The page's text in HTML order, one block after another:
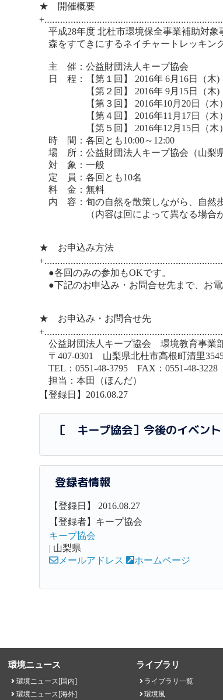
★ 開催概要
平成28年度 北杜市環境保全事業補助対象
森をすてきにするネイチャートレッキン
主 催：公益財団法人キープ協会
日 程：【第１回】 2016年 6月16日（木)
【第２回】 2016年 9月15日（木)
【第３回】 2016年10月20日（木）
【第４回】 2016年11月17日（木）
【第５回】 2016年12月15日（木）
時 間：各回とも10:00～12:00
場 所：公益財団法人キープ協会（山梨県
対 象：一般
定 員：各回とも10名
料 金：無料
内 容：旬の自然を散策しながら、自然
（内容は回によって異なる場合が
★ お申込み方法
●各回のみの参加もOKです。
●下記のお申込み・お問合せ先まで、お電
★ お申込み・お問合せ先
公益財団法人キープ協会 環境教育事業
〒407-0301 山梨県北杜市高根町清里
TEL：0551-48-3795 FAX：0551-48-3228
担当：本田（ほんだ）
【登録日】2016.08.27
［ キープ協会］今後のイベント
登録者情報
【登録日】 2016.08.27
【登録者】キープ協会
キープ協会
| 山梨県
メールアドレス
ホームページ
環境ニュース
環境ニュース[国内]
環境ニュース[海外]
ライブラリ
ライブラリ一覧
環境風